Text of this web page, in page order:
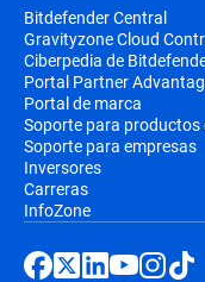
Bitdefender Central
Gravityzone Cloud
Ciberpedia de
Portal Partner
Portal de marca
Soporte para
Soporte para empresas
Inversores
Carreras
InfoZone